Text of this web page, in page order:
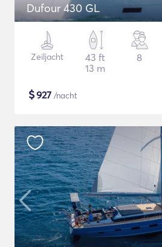
Dufour 430 GL
Zeiljacht
43 ft
13 m
8
$927 /nacht